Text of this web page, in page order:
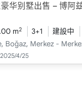
华别墅出售 – 博阿
m2 3+1 建設中
Boğaz, Merkez -
4/25